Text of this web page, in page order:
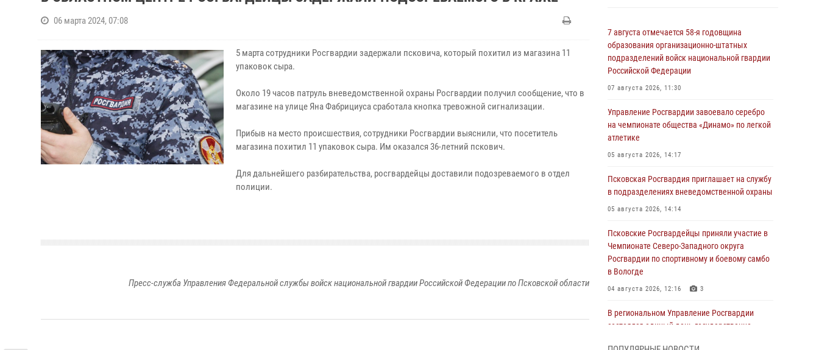
06 марта 2024, 07:08
5 марта сотрудники Росгвардии задержали псковича, который похитил из магазина 11
упаковок сыра.
Около 19 часов патруль вневедомственной охраны Росгвардии получил сообщение, что в
магазине на улице Яна Фабрициуса сработала кнопка тревожной сигнализации.
Прибыв на место происшествия, сотрудники Росгвардии выяснили, что посетитель
магазина похитил 11 упаковок сыра. Им оказался 36-летний пскович.
Для дальнейшего разбирательства, росгвардейцы доставили подозреваемого в отдел
полиции.
Пресс-служба Управления Федеральной службы войск национальной гвардии Российской Федерации по Псковской области
7 августа отмечается 58-я годовщина
образования организационно-штатных
подразделений войск национальной гвардии
Российской Федерации
07 августа 2026, 11:30
Управление Росгвардии завоевало серебро
на чемпионате общества «Динамо» по легкой
атлетике
05 августа 2026, 14:17
Псковская Росгвардия приглашает на службу
в подразделениях вневедомственной охраны
05 августа 2026, 14:14
Псковские Росгвардейцы приняли участие в
Чемпионате Северо-Западного округа
Росгвардии по спортивному и боевому самбо
в Вологде
04 августа 2026, 12:16 3
В региональном Управление Росгвардии
состоялся единый день государственно-